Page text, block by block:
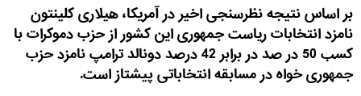
بر اساس نتیجه نظرسنجی اخیر در آمریکا، هیلاری کلینتون
نامزد انتخابات ریاست جمهوری این کشور از حزب دموکرات با
کسب 50 در صد در برابر 42 درصد دونالد ترامپ نامزد حزب
جمهوری خواه در مسابقه انتخاباتی پیشتاز است.